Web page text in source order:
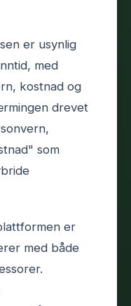
er usynlig
med
kostnad og
drevet
som
er
med både